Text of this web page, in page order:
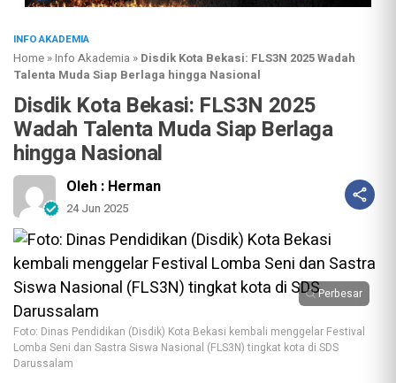
INFO AKADEMIA
Home »Info Akademia » Disdik Kota Bekasi: FLS3N 2025 Wadah
Talenta Muda Siap Berlaga hingga Nasional
Disdik Kota Bekasi: FLS3N 2025
Wadah Talenta Muda Siap Berlaga
hingga Nasional
Oleh : Herman
24 Jun 2025
Perbesar
Foto: Dinas Pendidikan (Disdik) Kota Bekasi kembali menggelar Festival
Lomba Seni dan Sastra Siswa Nasional (FLS3N) tingkat kota di SDS
Darussalam